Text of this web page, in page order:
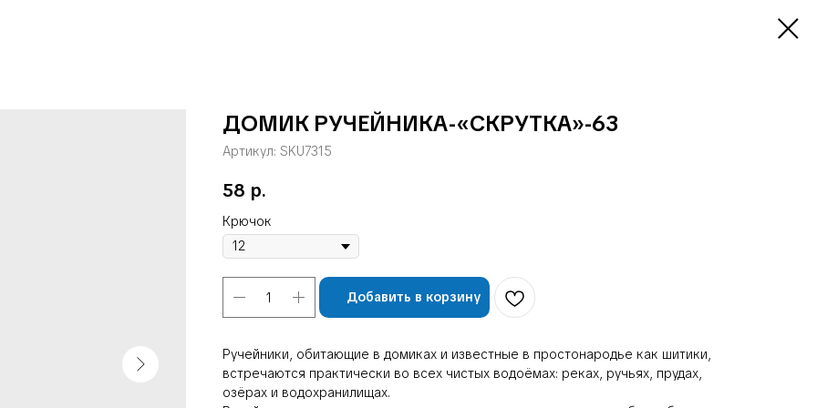
ДОМИК РУЧЕЙНИКА-«СКРУТКА»-63
Артикул: SKU7315
58 р.
Крючок
Добавить в корзину
Ручейники, обитающие в домиках и известные в простонародье как шитики,
встречаются практически во всех чистых водоёмах: реках, ручьях, прудах,
озёрах и водохранилищах.